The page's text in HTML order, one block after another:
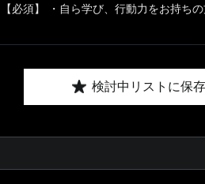
【必須】 ・自ら学び、行動力をお持ち
検討中リストに保存